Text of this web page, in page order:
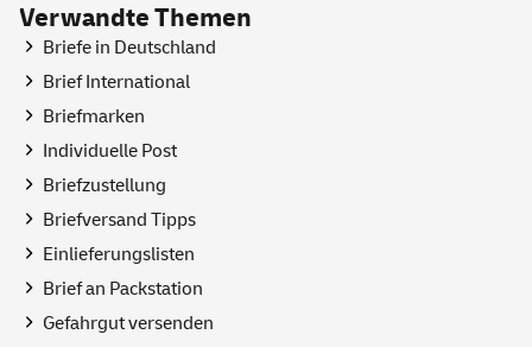
Verwandte Themen
Briefe in Deutschland
Brief International
Briefmarken
Individuelle Post
Briefzustellung
Briefversand Tipps
Einlieferungslisten
Brief an Packstation
Gefahrgut versenden